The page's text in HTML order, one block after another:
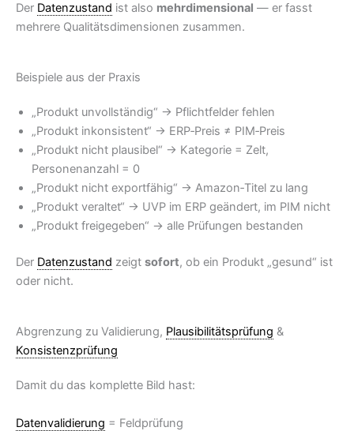
Der Datenzustand ist also mehrdimensional — er fasst
mehrere Qualitätsdimensionen zusammen.
Beispiele aus der Praxis
„Produkt unvollständig“ → Pflichtfelder fehlen
„Produkt inkonsistent“ → ERP‑Preis ≠ PIM‑Preis
„Produkt nicht plausibel“ → Kategorie = Zelt,
Personenanzahl = 0
„Produkt nicht exportfähig“ → Amazon‑Titel zu lang
„Produkt veraltet“ → UVP im ERP geändert, im PIM nicht
„Produkt freigegeben“ → alle Prüfungen bestanden
Der Datenzustand zeigt sofort, ob ein Produkt „gesund“ ist
oder nicht.
Abgrenzung zu Validierung, Plausibilitätsprüfung &
Konsistenzprüfung
Damit du das komplette Bild hast:
Datenvalidierung = Feldprüfung